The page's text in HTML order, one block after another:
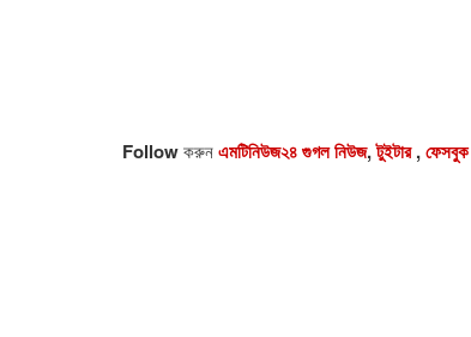
Followকরুনএমটিনিউজ২৪ গুগল নিউজ,টুইটার,ফেসবুক